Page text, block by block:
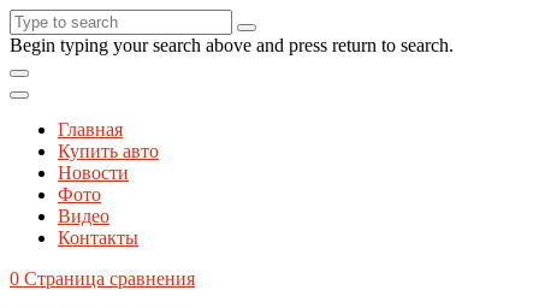
Begin typing your search above and press return to search.
Главная
Купить авто
Новости
Фото
Видео
Контакты
0 Страница сравнения